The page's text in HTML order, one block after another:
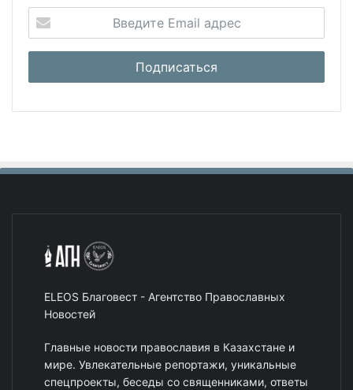
ELEOS Благовест - Агентство Православных
Новостей
Главные новости православия в Казахстане и
мире. Увлекательные репортажи, уникальные
спецпроекты, беседы со священниками, ответы